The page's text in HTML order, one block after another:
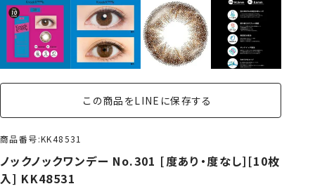
この商品をLINEに保存する
商品番号 KK48531
ノックノックワンデー No.301 [度あり・度なし][10枚
入] KK48531